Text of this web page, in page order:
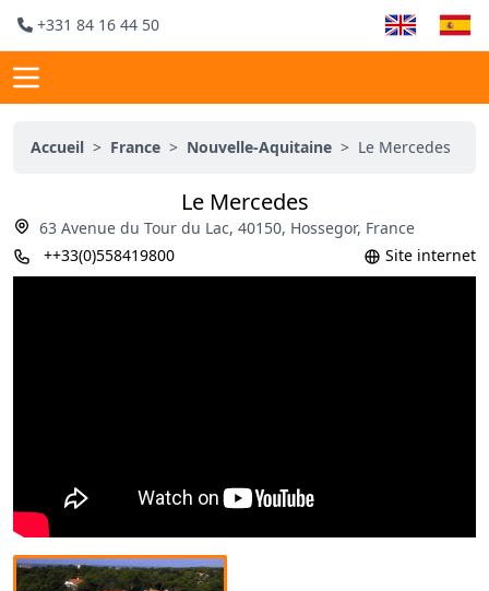
+331 84 16 44 50
Accueil > France > Nouvelle-Aquitaine > Le Mercedes
Le Mercedes
63 Avenue du Tour du Lac, 40150, Hossegor, France
++33(0)558419800
Site internet